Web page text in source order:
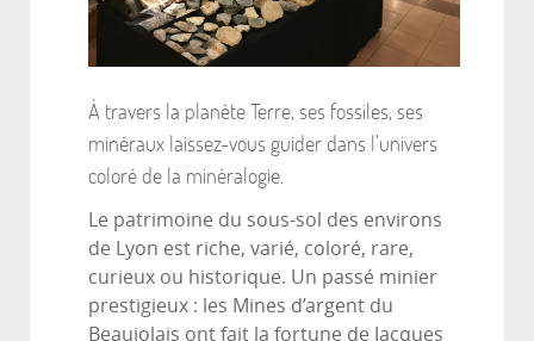
À travers la planète Terre, ses fossiles, ses
minéraux laissez-vous guider dans l’univers
coloré de la minéralogie.
Le patrimoine du sous-sol des environs
de Lyon est riche, varié, coloré, rare,
curieux ou historique. Un passé minier
prestigieux : les Mines d’argent du
Beaujolais ont fait la fortune de Jacques